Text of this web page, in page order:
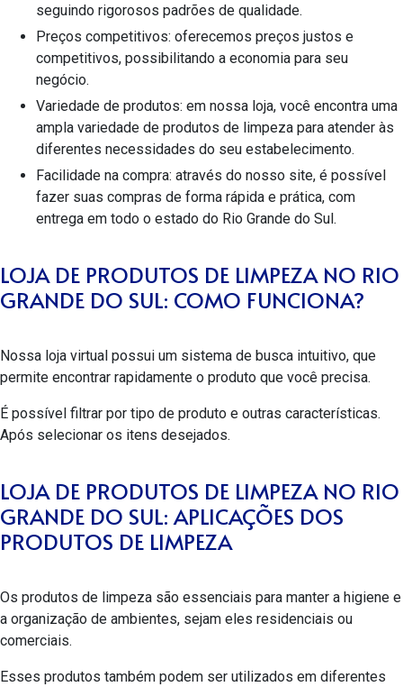
seguindo rigorosos padrões de qualidade.
Preços competitivos: oferecemos preços justos e
competitivos, possibilitando a economia para seu
negócio.
Variedade de produtos: em nossa loja, você encontra uma
ampla variedade de produtos de limpeza para atender às
diferentes necessidades do seu estabelecimento.
Facilidade na compra: através do nosso site, é possível
fazer suas compras de forma rápida e prática, com
entrega em todo o estado do Rio Grande do Sul.
LOJA DE PRODUTOS DE LIMPEZA NO RIO
GRANDE DO SUL: COMO FUNCIONA?
Nossa loja virtual possui um sistema de busca intuitivo, que
permite encontrar rapidamente o produto que você precisa.
É possível filtrar por tipo de produto e outras características.
Após selecionar os itens desejados.
LOJA DE PRODUTOS DE LIMPEZA NO RIO
GRANDE DO SUL: APLICAÇÕES DOS
PRODUTOS DE LIMPEZA
Os produtos de limpeza são essenciais para manter a higiene e
a organização de ambientes, sejam eles residenciais ou
comerciais.
Esses produtos também podem ser utilizados em diferentes